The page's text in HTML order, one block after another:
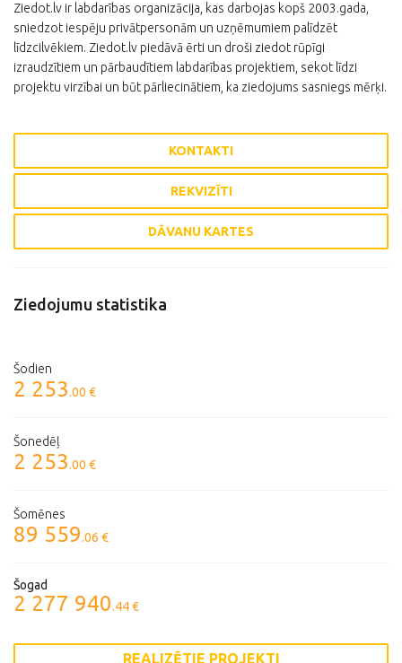
Ziedot.lv ir labdarības organizācija, kas darbojas kopš 2003.gada,
sniedzot iespēju privātpersonām un uzņēmumiem palīdzēt
līdzcilvēkiem. Ziedot.lv piedāvā ērti un droši ziedot rūpīgi
izraudzītiem un pārbaudītiem labdarības projektiem, sekot līdzi
projektu virzībai un būt pārliecinātiem, ka ziedojums sasniegs mērķi.
KONTAKTI
REKVIZĪTI
DĀVANU KARTES
Ziedojumu statistika
Šodien
2 253.00 €
Šonedēļ
2 253.00 €
Šomēnes
89 559.06 €
Šogad
2 277 940.44 €
REALIZĒTIE PROJEKTI